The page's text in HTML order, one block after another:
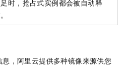
时，抢占式实例都会被自动释
，阿里云提供多种镜像来源供您